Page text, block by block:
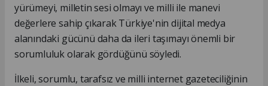
yürümeyi, milletin sesi olmayı ve milli ile manevi
değerlere sahip çıkarak Türkiye'nin dijital medya
alanındaki gücünü daha da ileri taşımayı önemli bir
sorumluluk olarak gördüğünü söyledi.
İlkeli, sorumlu, tarafsız ve milli internet gazeteciliğinin